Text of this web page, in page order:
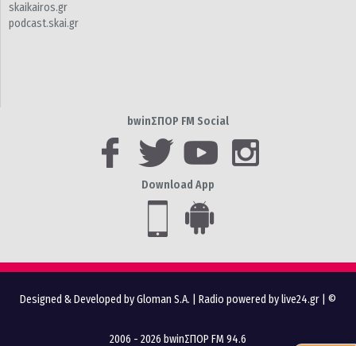
skaikairos.gr
podcast.skai.gr
bwinΣΠΟΡ FM Social
Download App
Designed & Developed by Gloman S.A. Radio powered by live24.gr | ©
2006 - 2026 bwinΣΠΟΡ FM 94.6